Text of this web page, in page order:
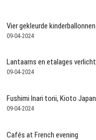
Vier gekleurde
09-04-2024
Lantaarns en etalages
09-04-2024
Fushimi Inari torii, Kioto Japan
09-04-2024
Cafés at French evening